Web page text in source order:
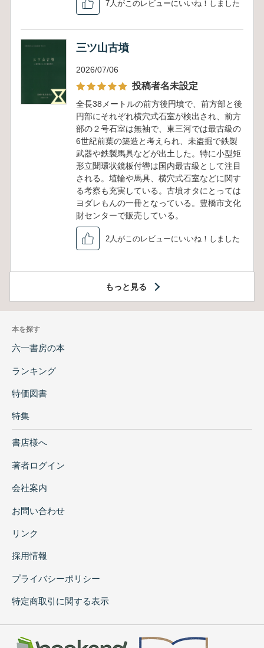
7人がこのレビューにいいね！しました
三ツ山古墳
2026/07/06
投稿者名未設定
全長38メートルの前方後円墳で、前方部と後
円部にそれぞれ横穴式石室が検出され、前方
部の２号石室は無袖で、東三河では最古級の
6世紀前葉の築造と考えられ、未盗掘で鉄製
武器や鉄製馬具などが出土した。特に小型矩
形立聞環状鏡板付轡は国内最古級として注目
される。埴輪や馬具、横穴式石室などに関す
る考察も充実している。古墳オタにとっては
ヨダレもんの一冊となっている。豊橋市文化
財センターで販売している。
2人がこのレビューにいいね！しました
もっと見る
本を探す
六一書房の本
ランキング
特価図書
特集
書店様へ
著者ログイン
会社案内
お問い合わせ
リンク
採用情報
プライバシーポリシー
特定商取引に関する表示